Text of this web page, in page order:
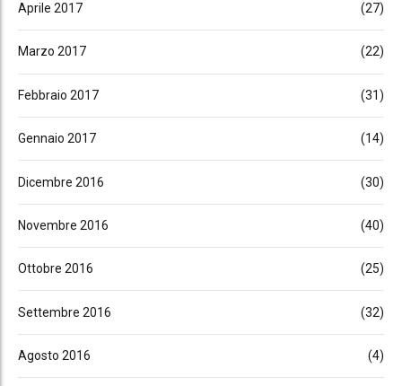
Aprile 2017 (27)
Marzo 2017 (22)
Febbraio 2017 (31)
Gennaio 2017 (14)
Dicembre 2016 (30)
Novembre 2016 (40)
Ottobre 2016 (25)
Settembre 2016 (32)
Agosto 2016 (4)